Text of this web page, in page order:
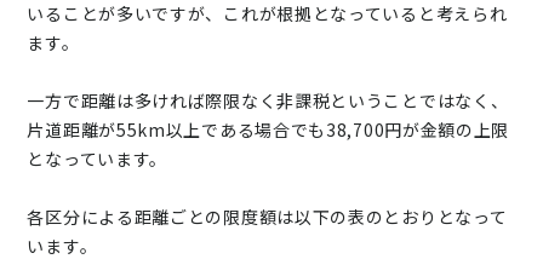
いることが多いですが、これが根拠となっていると考えられ
ます。
一方で距離は多ければ際限なく非課税ということではなく、
片道距離が55km以上である場合でも38,700円が金額の上限
となっています。
各区分による距離ごとの限度額は以下の表のとおりとなって
います。